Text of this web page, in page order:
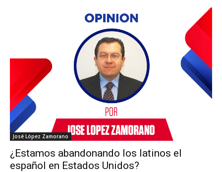
José López Zamorano
¿Estamos abandonando los latinos el
español en Estados Unidos?